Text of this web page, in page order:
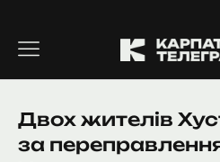
вмісту
Двох жителів
за